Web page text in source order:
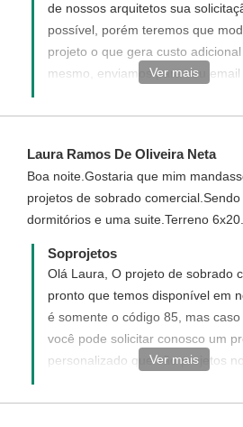
de nossos arquitetos sua
possível, porém teremos que
projeto o que gera custo adicional
mesmo, enviamos para seu email
funciona, quais custos e formas
02 quartos, sendo um suíte.
Ver mais
Laura Ramos De Oliveira Neta
Boa noite.Gostaria que mim
projetos de sobrado
dormitórios e uma suite.Terreno
Soprojetos
Olá Laura, O projeto de sobrado
pronto que temos disponível em
é somente o código 85, mas caso
você pode solicitar conosco um
personalizado que são projetos
informe com detalhes de como
Ver mais